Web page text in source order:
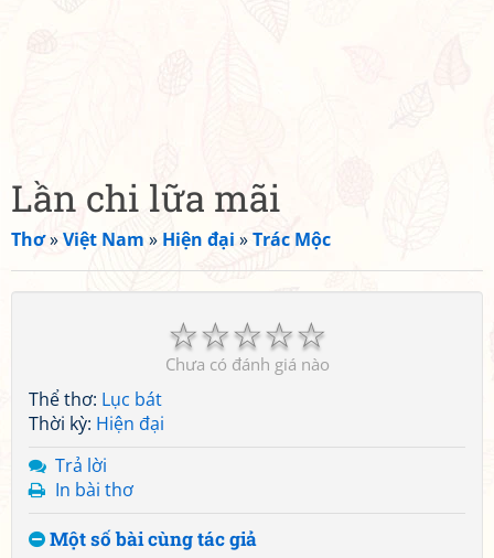
Lần chi lữa mãi
Thơ»Việt Nam » Hiện đại »Trác Mộc
☆
☆
☆
☆
☆
Chưa có đánh giá nào
Thể thơ: Lục bát
Thời kỳ: Hiện đại
Trả lời
In bài thơ
Một số bài cùng tác giả